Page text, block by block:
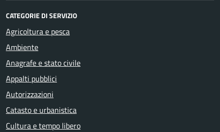
CATEGORIE DI SERVIZIO
Agricoltura e pesca
Ambiente
Anagrafe e stato civile
Appalti pubblici
Autorizzazioni
Catasto e urbanistica
Cultura e tempo libero